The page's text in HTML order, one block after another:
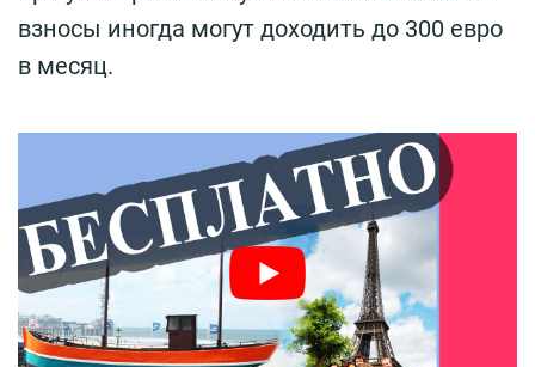
взносы иногда могут доходить до 300 евро
в месяц.